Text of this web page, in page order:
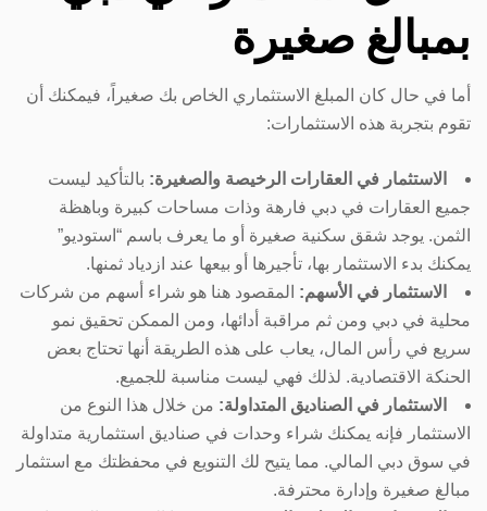
بمبالغ صغيرة
أما في حال كان المبلغ الاستثماري الخاص بك صغيراً، فيمكنك أن
تقوم بتجربة هذه الاستثمارات:
الاستثمار في العقارات الرخيصة والصغيرة: بالتأكيد ليست
جميع العقارات في دبي فارهة وذات مساحات كبيرة وباهظة
الثمن. يوجد شقق سكنية صغيرة أو ما يعرف باسم “استوديو”
يمكنك بدء الاستثمار بها، تأجيرها أو بيعها عند ازدياد ثمنها.
الاستثمار في الأسهم: المقصود هنا هو شراء أسهم من شركات
محلية في دبي ومن ثم مراقبة أدائها، ومن الممكن تحقيق نمو
سريع في رأس المال، يعاب على هذه الطريقة أنها تحتاج بعض
الحنكة الاقتصادية. لذلك فهي ليست مناسبة للجميع.
الاستثمار في الصناديق المتداولة: من خلال هذا النوع من
الاستثمار فإنه يمكنك شراء وحدات في صناديق استثمارية متداولة
في سوق دبي المالي. مما يتيح لك التنويع في محفظتك مع استثمار
مبالغ صغيرة وإدارة محترفة.